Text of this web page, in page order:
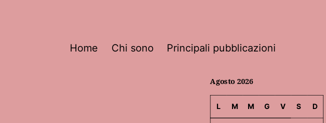
Home Chi sono Principali pubblicazioni
Agosto 2026
L M M G V S D